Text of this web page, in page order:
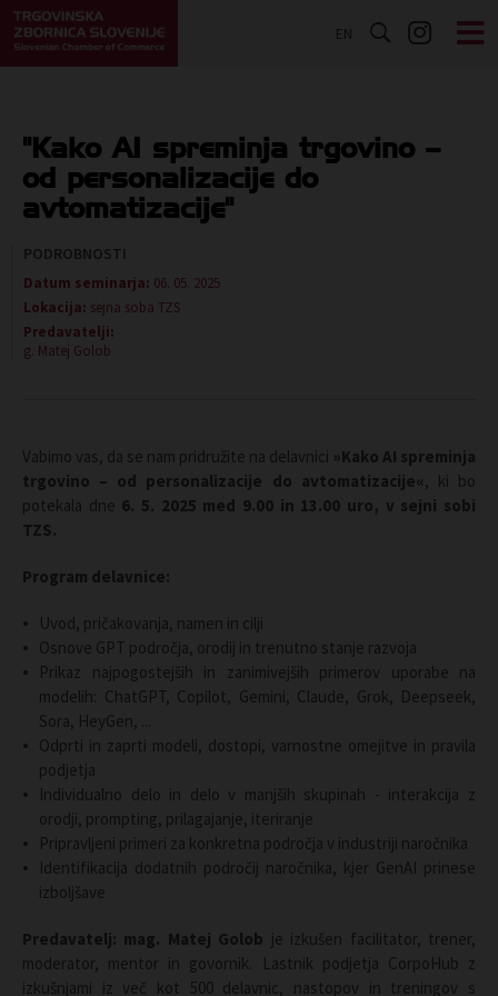
EN
"Kako AI spreminja trgovino –
od personalizacije do
avtomatizacije"
PODROBNOSTI
Datum seminarja: 06. 05. 2025
Lokacija: sejna soba TZS
Predavatelji:
g. Matej Golob
Vabimo vas, da se nam pridružite na delavnici »Kako AI spreminja
trgovino – od personalizacije do avtomatizacije«, ki bo
potekala dne 6. 5. 2025 med 9.00 in 13.00 uro, v sejni sobi
TZS.
Program delavnice:
Uvod, pričakovanja, namen in cilji
Osnove GPT področja, orodij in trenutno stanje razvoja
Prikaz najpogostejših in zanimivejših primerov uporabe na
modelih: ChatGPT, Copilot, Gemini, Claude, Grok, Deepseek,
Sora, HeyGen, ...
Odprti in zaprti modeli, dostopi, varnostne omejitve in pravila
podjetja
Individualno delo in delo v manjših skupinah - interakcija z
orodji, prompting, prilagajanje, iteriranje
Pripravljeni primeri za konkretna področja v industriji naročnika
Identifikacija dodatnih področij naročnika, kjer GenAI prinese
izboljšave
Predavatelj: mag. Matej Golob je izkušen facilitator, trener,
moderator, mentor in govornik. Lastnik podjetja CorpoHub z
izkušnjami iz več kot 500 delavnic, nastopov in treningov s